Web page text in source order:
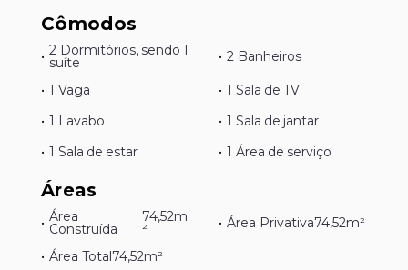
Cômodos
• 2 Dormitórios, sendo 1
suíte • 2 Banheiros
• 1 Vaga • 1 Sala de TV
• 1 Lavabo • 1 Sala de jantar
• 1 Sala de estar • 1 Área de serviço
Áreas
• Área
Construída
74,52m
² • Área Privativa74,52m²
• Área Total74,52m²